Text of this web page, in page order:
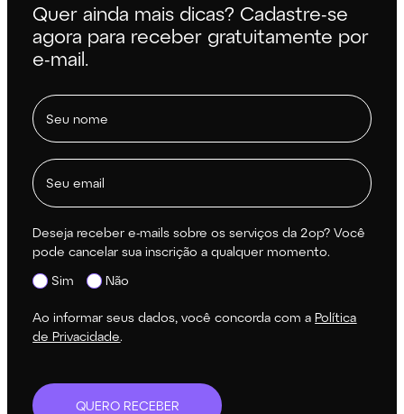
Quer ainda mais dicas? Cadastre-se
agora para receber gratuitamente por
e-mail.
Deseja receber e-mails sobre os serviços da 2op? Você
pode cancelar sua inscrição a qualquer momento.
Sim
Não
Ao informar seus dados, você concorda com aPolítica
de Privacidade.
QUERO RECEBER